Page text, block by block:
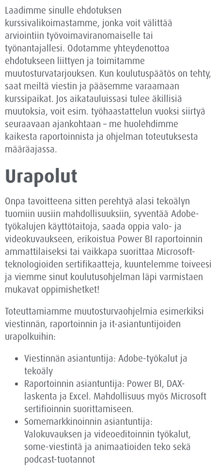
Laadimme sinulle ehdotuksen
kurssivalikoimastamme, jonka voit välittää
arviointiin työvoimaviranomaiselle tai
työnantajallesi. Odotamme yhteydenottoa
ehdotukseen liittyen ja toimitamme
muutosturvatarjouksen. Kun koulutuspäätös on tehty,
saat meiltä viestin ja pääsemme varaamaan
kurssipaikat. Jos aikatauluissasi tulee äkillisiä
muutoksia, voit esim. työhaastattelun vuoksi siirtyä
seuraavaan ajankohtaan – me huolehdimme
kaikesta raportoinnista ja ohjelman toteutuksesta
määräajassa.
Urapolut
Onpa tavoitteena sitten perehtyä alasi tekoälyn
tuomiin uusiin mahdollisuuksiin, syventää Adobe-
työkalujen käyttötaitoja, saada oppia valo- ja
videokuvaukseen, erikoistua Power BI raportoinnin
ammattilaiseksi tai vaikkapa suorittaa Microsoft-
teknologioiden sertifikaatteja, kuuntelemme toiveesi
ja viemme sinut koulutusohjelman läpi varmistaen
mukavat oppimishetket!
Toteuttamiamme muutosturvaohjelmia esimerkiksi
viestinnän, raportoinnin ja it-asiantuntijoiden
urapolkuihin:
Viestinnän asiantuntija: Adobe-työkalut ja
tekoäly
Raportoinnin asiantuntija: Power BI, DAX-
laskenta ja Excel. Mahdollisuus myös Microsoft
sertifioinnin suorittamiseen.
Somemarkkinoinnin asiantuntija:
Valokuvauksen ja videoeditoinnin työkalut,
some-viestintä ja animaatioiden teko sekä
podcast-tuotannot